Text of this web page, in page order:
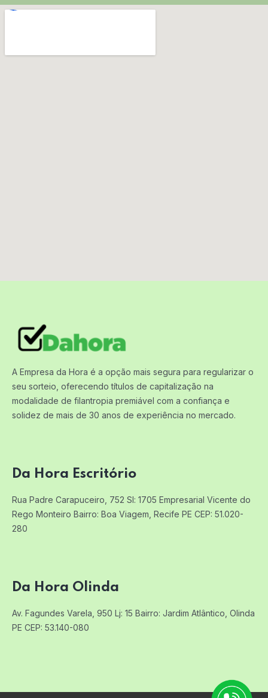
A Empresa da Hora é a opção mais segura para regularizar o
seu sorteio, oferecendo títulos de capitalização na
modalidade de filantropia premiável com a confiança e
solidez de mais de 30 anos de experiência no mercado.
Da Hora Escritório
Rua Padre Carapuceiro, 752 Sl: 1705 Empresarial Vicente do
Rego Monteiro Bairro: Boa Viagem, Recife PE CEP: 51.020-
280
Da Hora Olinda
Av. Fagundes Varela, 950 Lj: 15 Bairro: Jardim Atlântico, Olinda
PE CEP: 53.140-080